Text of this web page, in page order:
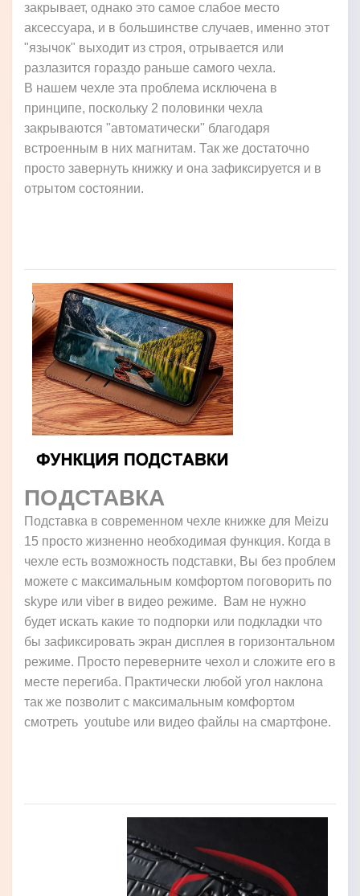
закрывает, однако это самое слабое место
аксессуара, и в большинстве случаев, именно этот
"язычок" выходит из строя, отрывается или
разлазится гораздо раньше самого чехла.
В нашем чехле эта проблема исключена в
принципе, поскольку 2 половинки чехла
закрываются "автоматически" благодаря
встроенным в них магнитам. Так же достаточно
просто завернуть книжку и она зафиксируется и в
отрытом состоянии.
ПОДСТАВКА
Подставка в современном чехле книжке для Meizu
15 просто жизненно необходимая функция. Когда в
чехле есть возможность подставки, Вы без проблем
можете с максимальным комфортом поговорить по
skype или viber в видео режиме. Вам не нужно
будет искать какие то подпорки или подкладки что
бы зафиксировать экран дисплея в горизонтальном
режиме. Просто переверните чехол и сложите его в
месте перегиба. Практически любой угол наклона
так же позволит с максимальным комфортом
смотреть youtube или видео файлы на смартфоне.